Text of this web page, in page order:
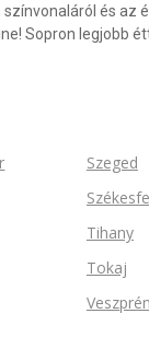
és az
Sopron legjobb
Szeged
Tihany
Tokaj